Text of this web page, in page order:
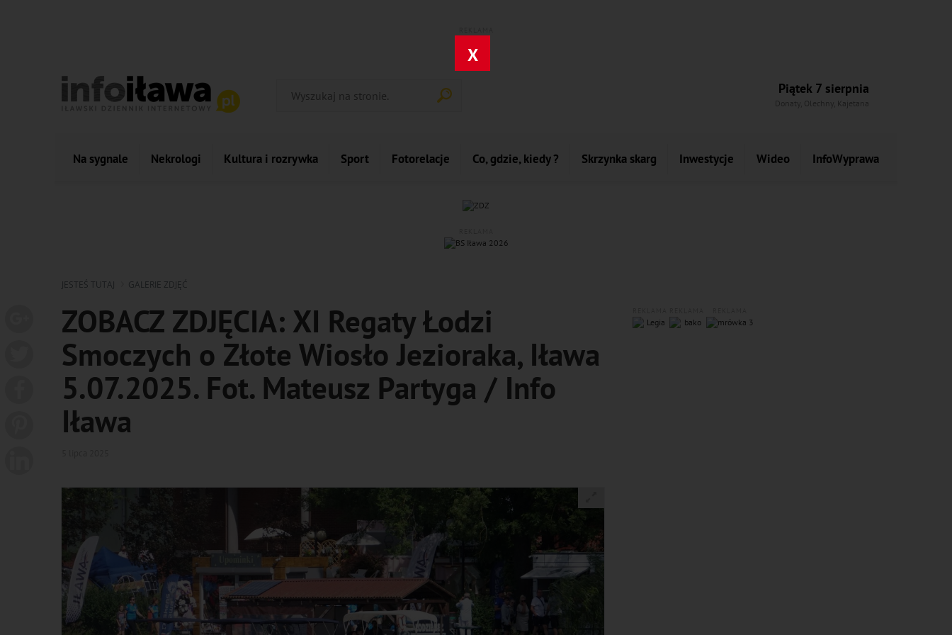
X
Piątek 7 sierpnia
Donaty, Olechny, Kajetana
Na sygnale Nekrologi Kultura i rozrywka Sport Fotorelacje Co, gdzie, kiedy ? Skrzynka skarg Inwestycje Wideo InfoWyprawa
JESTEŚ TUTAJ GALERIE ZDJĘĆ
ZOBACZ ZDJĘCIA: XI Regaty Łodzi
Smoczych o Złote Wiosło Jezioraka, Iława
5.07.2025. Fot. Mateusz Partyga / Info
Iława